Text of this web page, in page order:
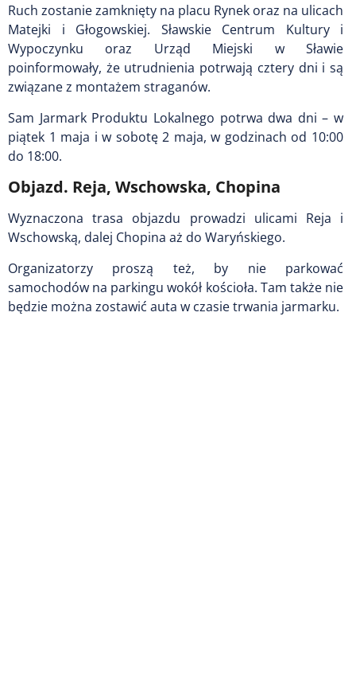
Ruch zostanie zamknięty na placu Rynek oraz na ulicach
Matejki i Głogowskiej. Sławskie Centrum Kultury i
Wypoczynku oraz Urząd Miejski w Sławie
poinformowały, że utrudnienia potrwają cztery dni i są
związane z montażem straganów.
Sam Jarmark Produktu Lokalnego potrwa dwa dni – w
piątek 1 maja i w sobotę 2 maja, w godzinach od 10:00
do 18:00.
Objazd. Reja, Wschowska, Chopina
Wyznaczona trasa objazdu prowadzi ulicami Reja i
Wschowską, dalej Chopina aż do Waryńskiego.
Organizatorzy proszą też, by nie parkować
samochodów na parkingu wokół kościoła. Tam także nie
będzie można zostawić auta w czasie trwania jarmarku.